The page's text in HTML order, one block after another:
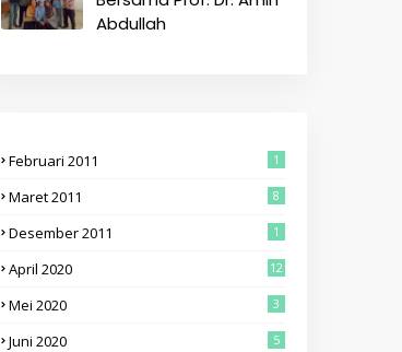
Abdullah
Februari 2011 1
Maret 2011 8
Desember 2011 1
April 2020 12
Mei 2020 3
Juni 2020 5